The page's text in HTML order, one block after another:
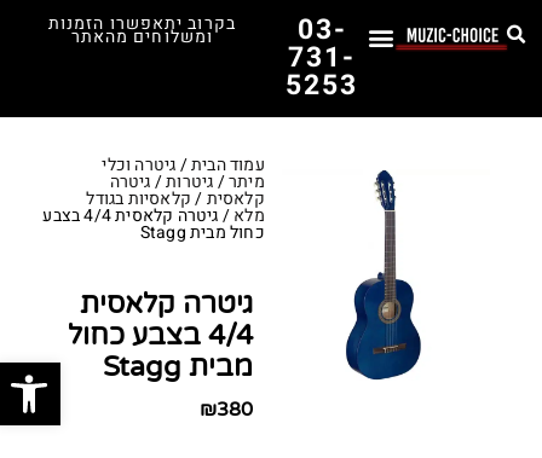
03-
731-
5253
בקרוב יתאפשרו הזמנות
ומשלוחים מהאתר
עמוד הבית/גיטרה וכלי
מיתר/גיטרות/גיטרה
קלאסית/קלאסיות בגודל
מלא / גיטרה קלאסית 4/4 בצבע
כחול מבית Stagg
גיטרה קלאסית
4/4 בצבע כחול
מבית Stagg
₪380
פתח